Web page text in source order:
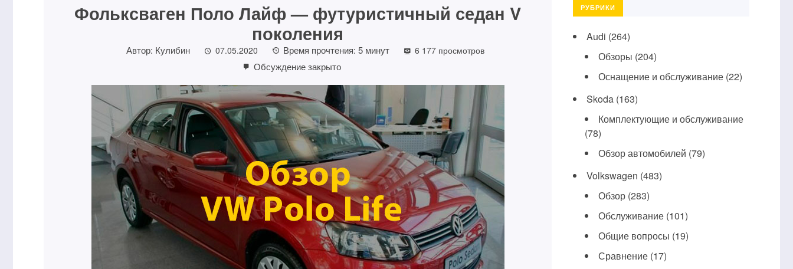
Фольксваген Поло Лайф — футуристичный седан V
поколения
Автор: Кулибин 07.05.2020 Время прочтения: 5 минут 6 177 просмотров
Обсуждение закрыто
РУБРИКИ
Audi (264)
Обзоры (204)
Оснащение и обслуживание(22)
Skoda(163)
Комплектующие и обслуживание
(78)
Обзор автомобилей (79)
Volkswagen (483)
Обзор(283)
Обслуживание(101)
Общие вопросы (19)
Сравнение(17)